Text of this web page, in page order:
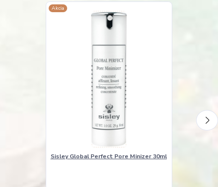
Akcia
Sisley Global Perfect Pore Minizer 30ml